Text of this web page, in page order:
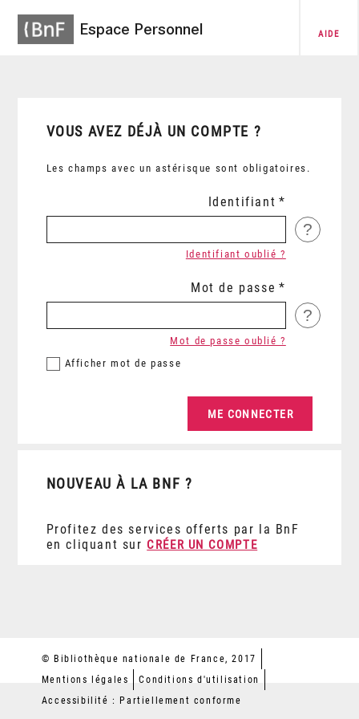
Espace Personnel AIDE
VOUS AVEZ DÉJÀ UN COMPTE ?
Les champs avec un astérisque sont obligatoires.
Identifiant
?
Identifiant oublié ?
Mot de passe
?
Afficher mot de passe
Mot de passe oublié ?
NOUVEAU À LA BNF ?
Profitez des services offerts par la BnF
en cliquant sur CRÉER UN COMPTE
© Bibliothèque nationale de France, 2017
Mentions légales
Conditions d'utilisation
Accessibilité : Partiellement conforme